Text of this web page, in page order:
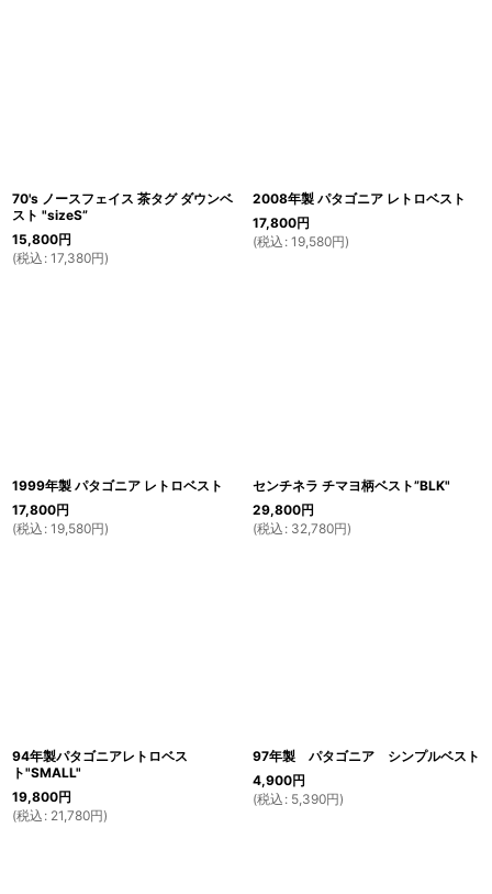
70's ノースフェイス 茶タグ ダウンベ
スト "sizeS”
15,800円
(税込 : 17,380円)
2008年製 パタゴニア レトロベスト
17,800円
(税込 : 19,580円)
1999年製 パタゴニア レトロベスト
17,800円
(税込 : 19,580円)
センチネラ チマヨ柄ベスト”BLK"
29,800円
(税込 : 32,780円)
94年製パタゴニアレトロベス
ト"SMALL"
19,800円
(税込 : 21,780円)
97年製 パタゴニア シンプルベスト
4,900円
(税込 : 5,390円)